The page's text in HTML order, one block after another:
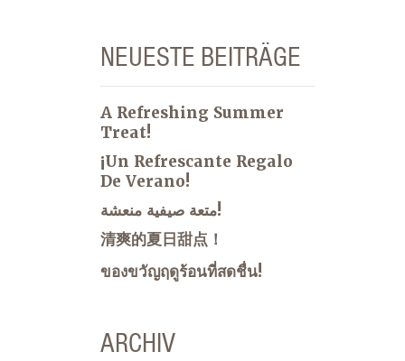
NEUESTE BEITRÄGE
A Refreshing Summer
Treat!
¡Un Refrescante Regalo
De Verano!
متعة صيفية منعشة!
清爽的夏日甜点！
ของขวัญฤดูร้อนที่สดชื่น!
ARCHIV